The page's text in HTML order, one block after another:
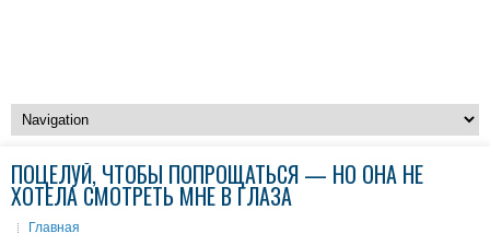
ПОЦЕЛУЙ, ЧТОБЫ ПОПРОЩАТЬСЯ — НО ОНА НЕ
ХОТЕЛА СМОТРЕТЬ МНЕ В ГЛАЗА
Главная